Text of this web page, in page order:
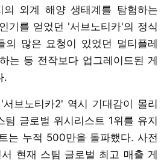
의 외계 해양 생태계를 탐험하는
기를 얻었던 '서브노티카'의 정식
의 많은 요청이 있었던 멀티플레
는 등 전작보다 업그레이드된 게
.
브노티카2' 역시 기대감이 몰리
팀 글로벌 위시리스트 1위를 유지
는 누적 500만을 돌파했다. 사전
현재 스팀 글로벌 최고 매출 게